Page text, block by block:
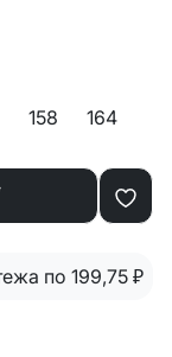
158 164
по 199,75 ₽